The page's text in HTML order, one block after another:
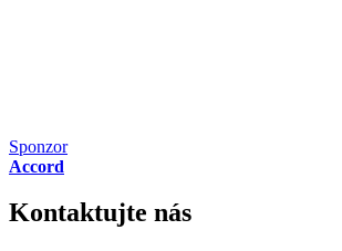
Sponzor
Accord
Kontaktujte nás